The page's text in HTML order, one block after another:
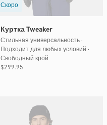
Скоро
Куртка Tweaker
Стильная универсальность ·
Подходит для любых условий ·
Свободный крой
Обычная
$299.95